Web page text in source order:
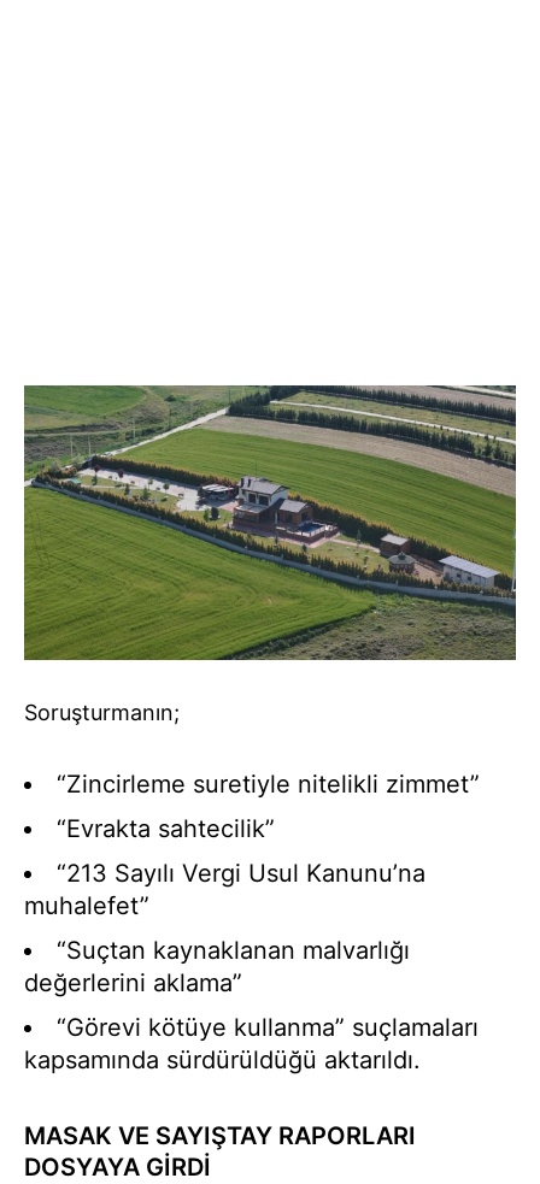
Soruşturmanın;
“Zincirleme suretiyle nitelikli zimmet”
“Evrakta sahtecilik”
“213 Sayılı Vergi Usul Kanunu’na
muhalefet”
“Suçtan kaynaklanan malvarlığı
değerlerini aklama”
“Görevi kötüye kullanma” suçlamaları
kapsamında sürdürüldüğü aktarıldı.
MASAK VE SAYIŞTAY RAPORLARI
DOSYAYA GİRDİ